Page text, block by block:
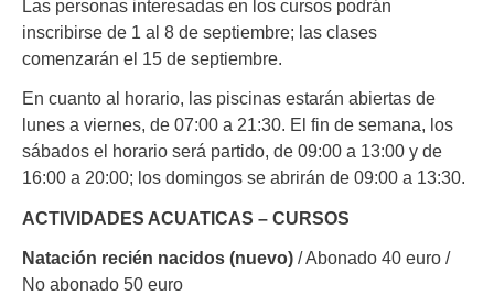
Las personas interesadas en los cursos podrán
inscribirse de 1 al 8 de septiembre; las clases
comenzarán el 15 de septiembre.
En cuanto al horario, las piscinas estarán abiertas de
lunes a viernes, de 07:00 a 21:30. El fin de semana, los
sábados el horario será partido, de 09:00 a 13:00 y de
16:00 a 20:00; los domingos se abrirán de 09:00 a 13:30.
ACTIVIDADES ACUATICAS – CURSOS
Natación recién nacidos (nuevo) / Abonado 40 euro /
No abonado 50 euro